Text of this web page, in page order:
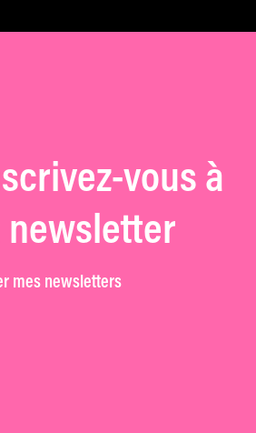
vous à
newsletter
mes newsletters